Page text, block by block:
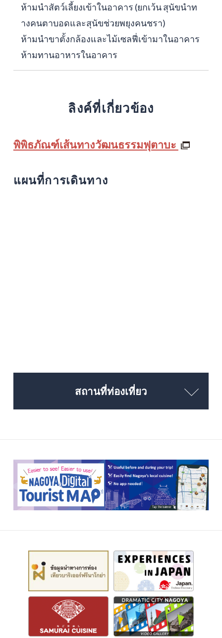
ห้ามนำสัตว์เลี้ยงเข้าในอาคาร (ยกเว้น สุนัขนำท
างคนตาบอดและสุนัขช่วยพยุงคนชรา)
ห้ามนำขาตั้งกล้องและไม้เซลฟี่เข้ามาในอาคาร
ห้ามทานอาหารในอาคาร
ลิงค์ที่เกี่ยวข้อง
พิพิธภัณฑ์เส้นทางวัฒนธรรมฟุตาบะ
แผนที่การเดินทาง
สถานที่ท่องเที่ยว